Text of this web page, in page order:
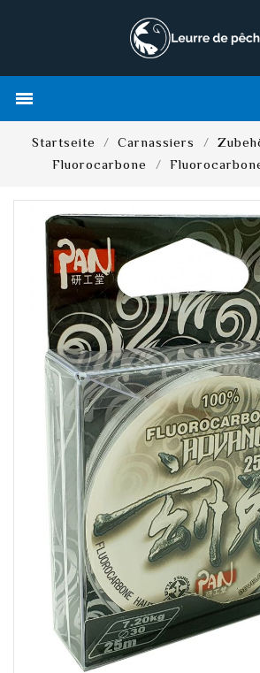

Startseite Carnassiers
Fluorocarbone